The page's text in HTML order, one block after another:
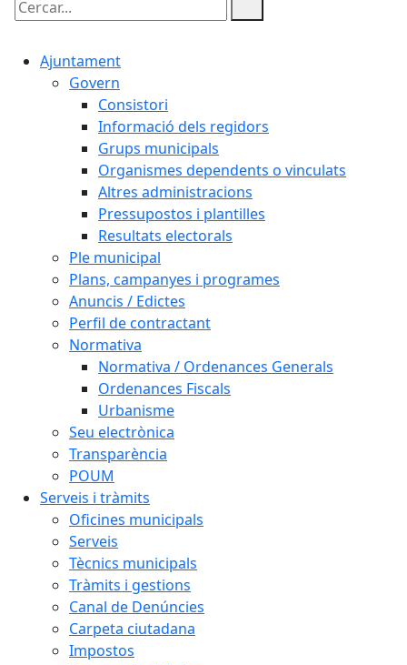
Cercar:
Ajuntament
Govern
Consistori
Informació dels regidors
Grups municipals
Organismes dependents o vinculats
Altres administracions
Pressupostos i plantilles
Resultats electorals
Ple municipal
Plans, campanyes i programes
Anuncis / Edictes
Perfil de contractant
Normativa
Normativa / Ordenances Generals
Ordenances Fiscals
Urbanisme
Seu electrònica
Transparència
POUM
Serveis i tràmits
Oficines municipals
Serveis
Tècnics municipals
Tràmits i gestions
Canal de Denúncies
Carpeta ciutadana
Impostos